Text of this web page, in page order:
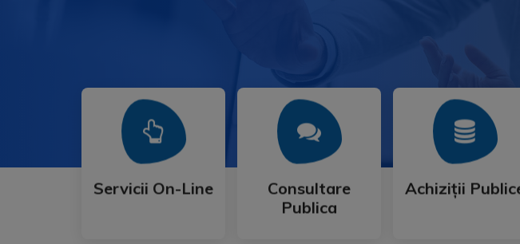
Servicii On-Line
Servicii On-Line
Mai Mult
Consultare
Publica
Consultare
Publica
Mai Mult
Achiziții
Achiziții Publice
Mai Mult